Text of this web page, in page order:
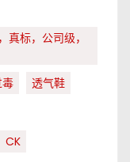
标，公司级，
透气鞋
CK